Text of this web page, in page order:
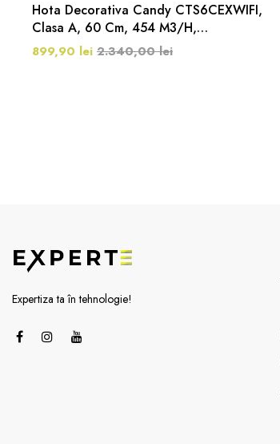
Hota Decorativa Candy CTS6CEXWIFI,
Clasa A, 60 Cm, 454 M3/h,
Inox/Negru
899,90 lei 2.340,00 lei
Expertiza ta în tehnologie!